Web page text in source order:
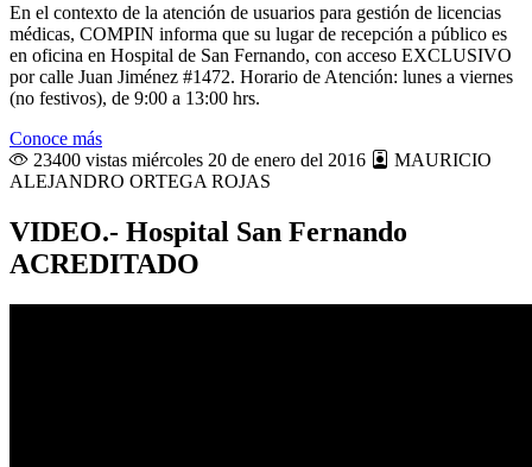
En el contexto de la atención de usuarios para gestión de licencias
médicas, COMPIN informa que su lugar de recepción a público es
en oficina en Hospital de San Fernando, con acceso EXCLUSIVO
por calle Juan Jiménez #1472. Horario de Atención: lunes a viernes
(no festivos), de 9:00 a 13:00 hrs.
Conoce más
23400 vistas miércoles 20 de enero del 2016
MAURICIO
ALEJANDRO ORTEGA ROJAS
VIDEO.- Hospital San Fernando
ACREDITADO